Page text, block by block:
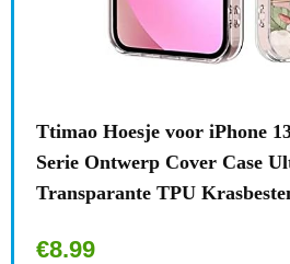
Ttimao Hoesje voor iPhone
Serie Ontwerp Cover Case
Transparante TPU
€8.99